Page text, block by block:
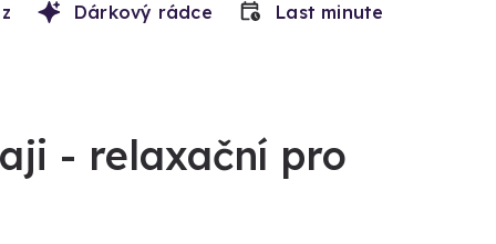
Dárkový rádce Last minute
- relaxační pro